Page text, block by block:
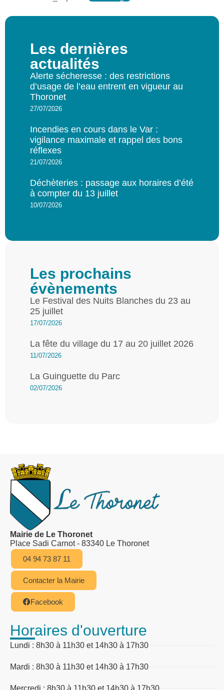
Les dernières
actualités
Alerte sécheresse : des restrictions
d’usage de l’eau entrent en vigueur au
Thoronet
27/07/2026
Incendies en cours dans le Var :
vigilance maximale et rappel des bons
réflexes
21/07/2026
Déchèteries : passage aux horaires d’été
à compter du 13 juillet
10/07/2026
Les prochains
évènements
Le Festival des Nuits Blanches du 23 au
25 juillet
17/07/2026
La fête du village du 17 au 20 juillet 2026
11/07/2026
La Guinguette du Parc
02/07/2026
Mairie de Le Thoronet
Place Sadi Carnot - 83340 Le Thoronet
04 94 73 87 11
Contacter la Mairie
Facebook
Horaires d'ouverture
Lundi : 8h30 à 11h30 et 14h30 à 17h30
Mardi : 8h30 à 11h30 et 14h30 à 17h30
Mercredi : 8h30 à 11h30 et 14h30 à 17h30